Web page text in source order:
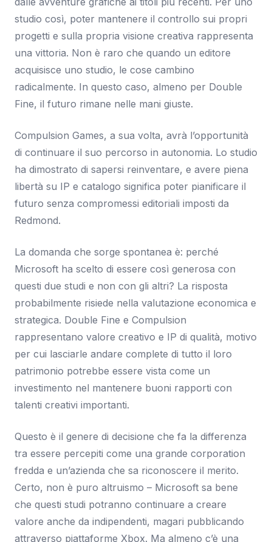
studio così, poter mantenere il controllo sui propri
progetti e sulla propria visione creativa rappresenta
una vittoria. Non è raro che quando un editore
acquisisce uno studio, le cose cambino
radicalmente. In questo caso, almeno per Double
Fine, il futuro rimane nelle mani giuste.
Compulsion Games, a sua volta, avrà l’opportunità
di continuare il suo percorso in autonomia. Lo studio
ha dimostrato di sapersi reinventare, e avere piena
libertà su IP e catalogo significa poter pianificare il
futuro senza compromessi editoriali imposti da
Redmond.
La domanda che sorge spontanea è: perché
Microsoft ha scelto di essere così generosa con
questi due studi e non con gli altri? La risposta
probabilmente risiede nella valutazione economica e
strategica. Double Fine e Compulsion
rappresentano valore creativo e IP di qualità, motivo
per cui lasciarle andare complete di tutto il loro
patrimonio potrebbe essere vista come un
investimento nel mantenere buoni rapporti con
talenti creativi importanti.
Questo è il genere di decisione che fa la differenza
tra essere percepiti come una grande corporation
fredda e un’azienda che sa riconoscere il merito.
Certo, non è puro altruismo – Microsoft sa bene
che questi studi potranno continuare a creare
valore anche da indipendenti, magari pubblicando
attraverso piattaforme Xbox. Ma almeno c’è una